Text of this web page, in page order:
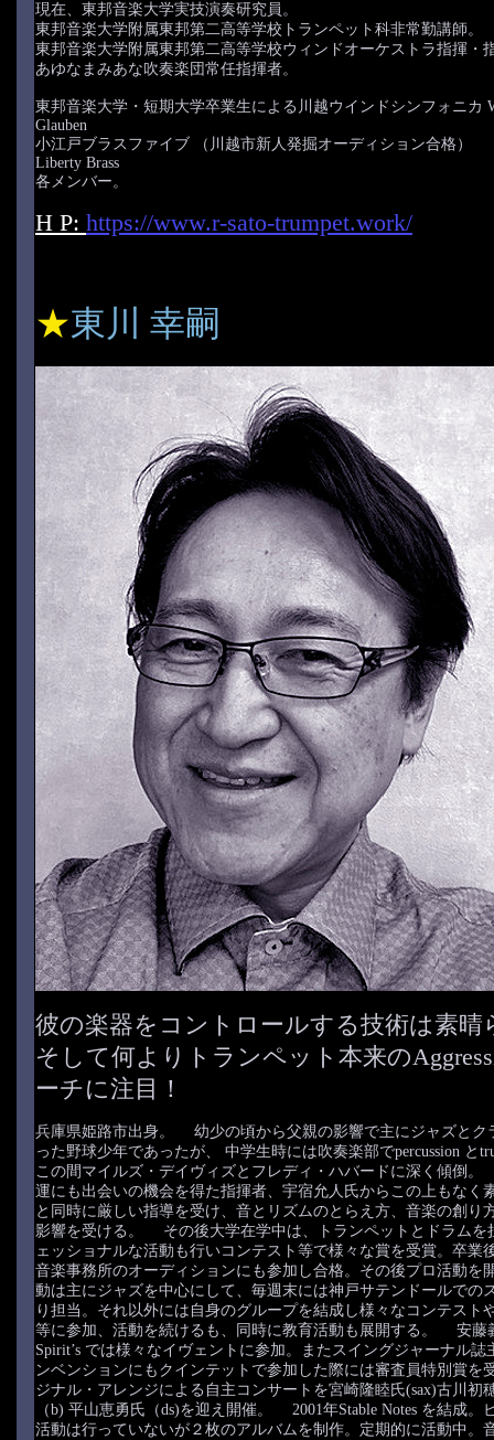
現在、東邦音楽大学実技演奏研究員。
東邦音楽大学附属東邦第二高等学校トランペット科非常勤講師。
東邦音楽大学附属東邦第二高等学校ウィンドオーケストラ指揮・
あゆなまみあな吹奏楽団常任指揮者。
東邦音楽大学・短期大学卒業生による川越ウインドシンフォニカ
Glauben
小江戸ブラスファイブ （川越市新人発掘オーディション合格）
Liberty Brass
各メンバー。
H P: https://www.r-sato-trumpet.work/
★東川 幸嗣
彼の楽器をコントロールする技術は素晴
そして何よりトランペット本来の
ーチに注目！
兵庫県姫路市出身。 幼少の頃から父親の影響で主にジャズとク
った野球少年であったが、 中学生時には吹奏楽部でpercussion と
この間マイルズ・デイヴィズとフレディ・ハバードに深く傾倒
運にも出会いの機会を得た指揮者、宇宿允人氏からこの上もなく
と同時に厳しい指導を受け、音とリズムのとらえ方、音楽の創り
影響を受ける。 その後大学在学中は、トランペットとドラムを
ェッショナルな活動も行いコンテスト等で様々な賞を受賞。卒業
音楽事務所のオーディションにも参加し合格。その後プロ活動を
動は主にジャズを中心にして、毎週末には神戸サテンドールでの
り担当。それ以外には自身のグループを結成し様々なコンテスト
等に参加、活動を続けるも、同時に教育活動も展開する。 安藤
Spirit’s では様々なイヴェントに参加。またスイングジャーナル誌
ンベンションにもクインテットで参加した際には審査員特別賞を
ジナル・アレンジによる自主コンサートを宮崎隆睦氏(sax)古川初
（b) 平山恵勇氏（ds)を迎え開催。 2001年Stable Notes を結成。
活動は行っていないが２枚のアルバムを制作。定期的に活動中。